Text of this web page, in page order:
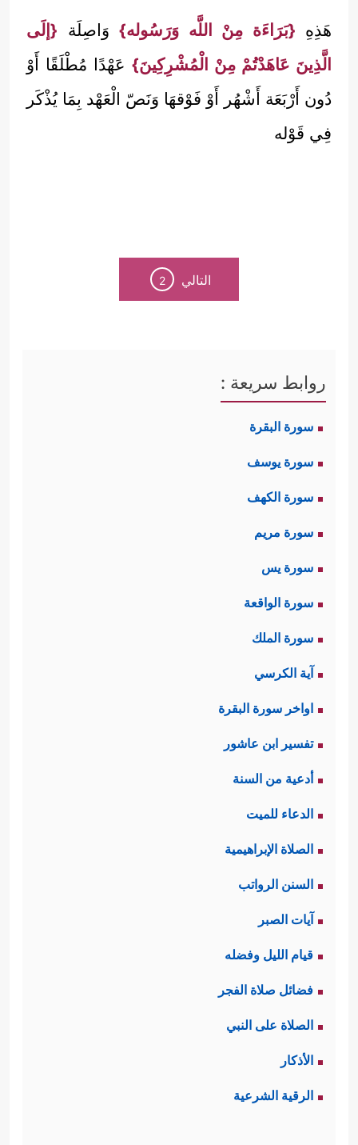
هَذِهِ {بَرَاءَة مِنْ اللَّه وَرَسُوله} وَاصِلَة {إلَى
الَّذِينَ عَاهَدْتُمْ مِنْ الْمُشْرِكِينَ} عَهْدًا مُطْلَقًا أَوْ
دُون أَرْبَعَة أَشْهُر أَوْ فَوْقهَا وَنَصّ الْعَهْد بِمَا يُذْكَر
فِي قَوْله
التالي 2
روابط سريعة :
سورة البقرة
سورة يوسف
سورة الكهف
سورة مريم
سورة يس
سورة الواقعة
سورة الملك
آية الكرسي
اواخر سورة البقرة
تفسير ابن عاشور
أدعية من السنة
الدعاء للميت
الصلاة الإبراهيمية
السنن الرواتب
آيات الصبر
قيام الليل وفضله
فضائل صلاة الفجر
الصلاة على النبي
الأذكار
الرقية الشرعية